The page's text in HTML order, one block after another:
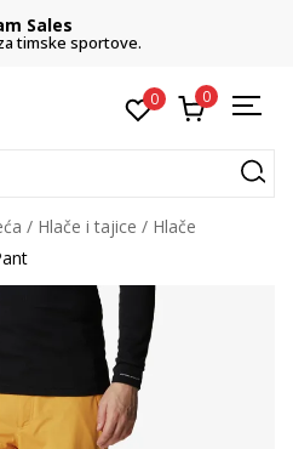
Sales
timske sportove.
0 0
Hlače i tajice
Hlače